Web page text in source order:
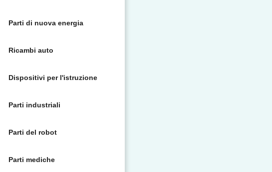
Parti di nuova energia
Ricambi auto
Dispositivi per l'istruzione
Parti industriali
Parti del robot
Parti mediche